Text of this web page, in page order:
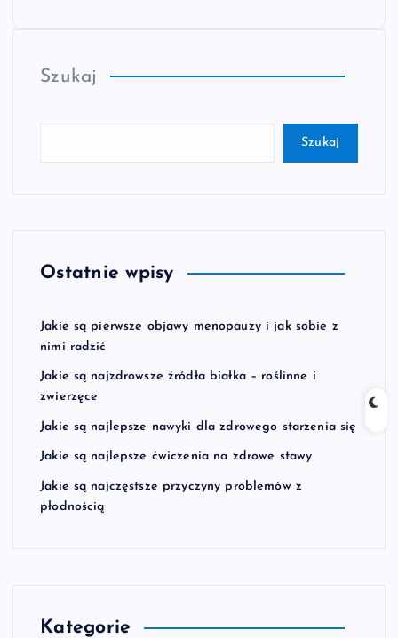
Szukaj
Szukaj
Ostatnie wpisy
Jakie są pierwsze objawy menopauzy i jak sobie z
nimi radzić
Jakie są najzdrowsze źródła białka – roślinne i
zwierzęce
Jakie są najlepsze nawyki dla zdrowego starzenia się
Jakie są najlepsze ćwiczenia na zdrowe stawy
Jakie są najczęstsze przyczyny problemów z
płodnością
Kategorie